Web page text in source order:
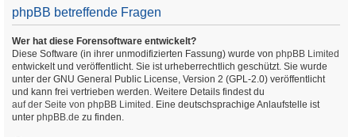
phpBB betreffende Fragen
Wer hat diese Forensoftware entwickelt?
Diese Software (in ihrer unmodifizierten Fassung) wurde von phpBB Limited
entwickelt und veröffentlicht. Sie ist urheberrechtlich geschützt. Sie wurde
unter der GNU General Public License, Version 2 (GPL-2.0) veröffentlicht
und kann frei vertrieben werden. Weitere Details findest du
auf der Seite von phpBB Limited . Eine deutschsprachige Anlaufstelle ist
unter phpBB.de zu finden.